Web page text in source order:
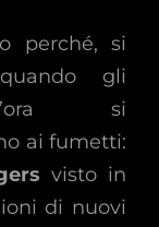
perché, si
gli
si
ai fumetti:
visto in
di nuovi